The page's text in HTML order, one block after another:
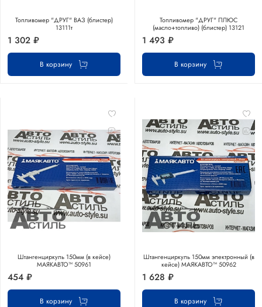
Топливомер "ДРУГ" ВАЗ (блистер)
13111т
1 302 ₽
В корзину
Топливомер "ДРУГ" ПЛЮС
(масло+топливо) (блистер) 13121
1 493 ₽
В корзину
Штангенциркуль 150мм (в кейсе)
МАЯКАВТО™ 50961
454 ₽
В корзину
Штангенциркуль 150мм электронный (в
кейсе) МАЯКАВТО™ 50962
1 628 ₽
В корзину